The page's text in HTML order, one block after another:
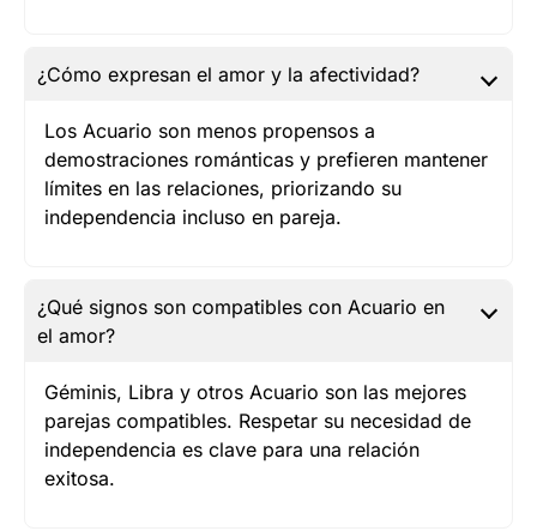
¿Cómo expresan el amor y la afectividad?
Los Acuario son menos propensos a
demostraciones románticas y prefieren mantener
límites en las relaciones, priorizando su
independencia incluso en pareja.
¿Qué signos son compatibles con Acuario en
el amor?
Géminis, Libra y otros Acuario son las mejores
parejas compatibles. Respetar su necesidad de
independencia es clave para una relación
exitosa.